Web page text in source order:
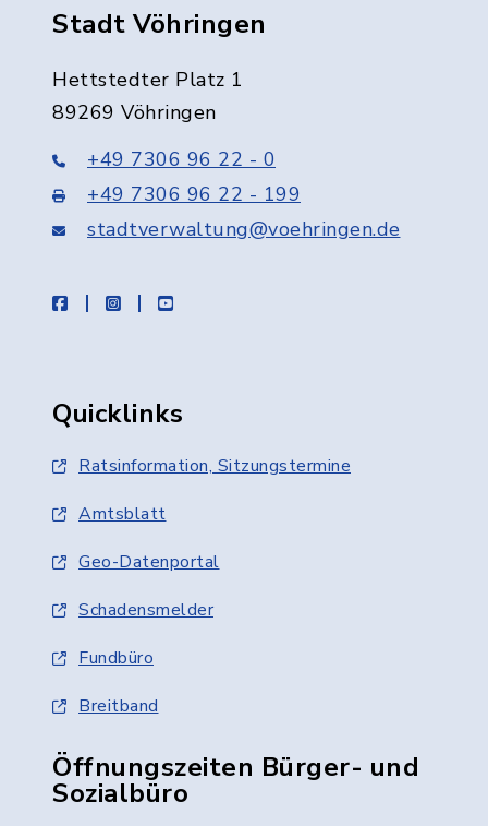
Stadt Vöhringen
Hettstedter Platz 1
89269 Vöhringen
+49 7306 96 22 - 0
+49 7306 96 22 - 199
stadtverwaltung@voehringen.de
facebookinstagramyoutube
Quicklinks
Ratsinformation, Sitzungstermine
Amtsblatt
Geo-Datenportal
Schadensmelder
Fundbüro
Breitband
Öffnungszeiten Bürger- und
Sozialbüro